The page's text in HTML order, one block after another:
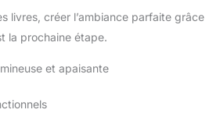
livres, créer l’ambiance parfaite grâce
la prochaine étape.
et apaisante